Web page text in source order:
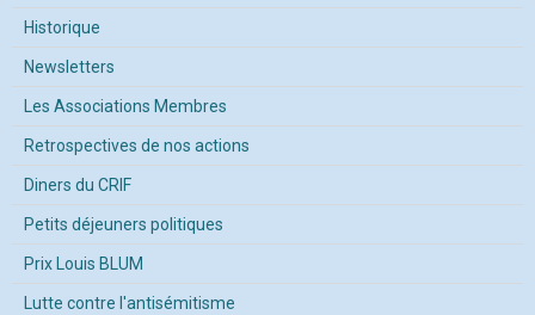
Historique
Newsletters
Les Associations Membres
Retrospectives de nos actions
Diners du CRIF
Petits déjeuners politiques
Prix Louis BLUM
Lutte contre l'antisémitisme